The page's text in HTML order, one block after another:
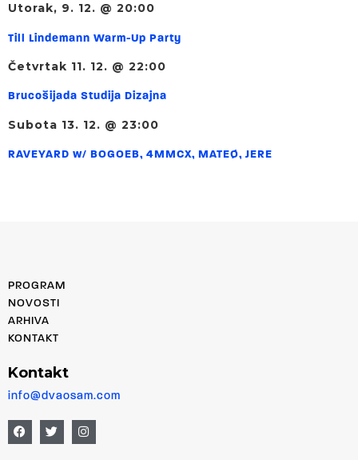
Utorak, 9. 12. @ 20:00
Till Lindemann Warm-Up Party
Četvrtak 11. 12. @ 22:00
Brucošijada Studija Dizajna
Subota 13. 12. @ 23:00
RAVEYARD w/ BOGOEB, 4MMCX, MATEØ, JERE
PROGRAM
NOVOSTI
ARHIVA
KONTAKT
Kontakt
info@dvaosam.com